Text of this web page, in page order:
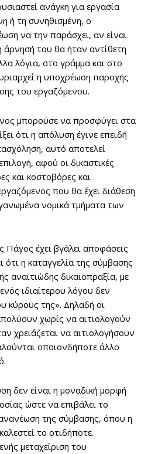
ανάγκη για εργασία
ή τη συνηθισμένη, ο
να την παράσχει, αν είναι
άρνησή του θα ήταν αντίθετη
λόγια, στο γράμμα και στο
η υποχρέωση παροχής
του εργαζόμενου.
μπορούσε να προσφύγει στα
ότι η απόλυση έγινε επειδή
αυτό αποτελεί
αφού οι δικαστικές
και κοστοβόρες και
που θα έχει διάθεση
νομικά τμήματα των
Πάγος έχει βγάλει αποφάσεις
ότι η καταγγελία της σύμβασης
αναιτιώδης δικαιοπραξία, με
ιδιαίτερου λόγου δεν
κύρους της». Δηλαδή οι
χωρίς να αιτιολογούν
χρειάζεται να αιτιολογήσουν
οποιονδήποτε άλλο
δεν είναι η μοναδική μορφή
ώστε να επιβάλει το
της σύμβασης, όπου η
το οτιδήποτε.
μεταχείριση του